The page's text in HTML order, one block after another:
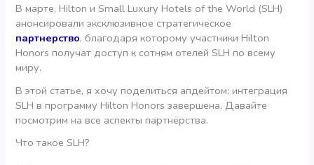
В марте, Hilton и Small Luxury Hotels of the World (SLH)
анонсировали эксклюзивное стратегическое
партнерство, благодаря которому участники Hilton
Honors получат доступ к сотням отелей SLH по всему
миру.
В этой статье, я хочу поделиться апдейтом: интеграция
SLH в программу Hilton Honors завершена. Давайте
посмотрим на все аспекты партнёрства.
Что такое SLH?